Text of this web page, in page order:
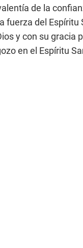
de la
fuerza del Espíritu
y con su gracia
en el Espíritu